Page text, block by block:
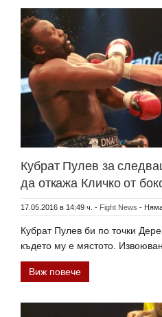
Кубрат Пулев за
да откажа Кличко от
17.05.2016 в 14:49 ч. - Fight News -
Кубрат Пулев би по точки
където му е мястото.
Виж повече